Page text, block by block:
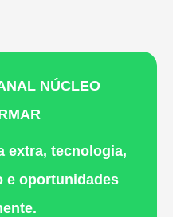
NÚCLEO
extra, tecnologia,
e oportunidades